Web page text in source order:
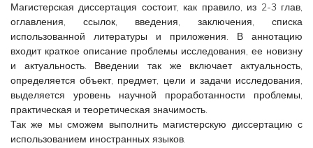
Магистерская диссертация состоит, как правило, из 2-3 глав,
оглавления, ссылок, введения, заключения, списка
использованной литературы и приложения. В аннотацию
входит краткое описание проблемы исследования, ее новизну
и актуальность. Введении так же включает актуальность,
определяется объект, предмет, цели и задачи исследования,
выделяется уровень научной проработанности проблемы,
практическая и теоретическая значимость.
Так же мы сможем выполнить магистерскую диссертацию с
использованием иностранных языков.